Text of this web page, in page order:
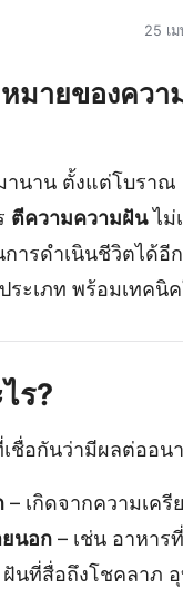
25 เ
มายของคว
นาน ตั้งแต่โบราณ
ตีความความฝันไม่
ารดำเนินชีวิตได้
ะเภท พร้อมเทคนิ
ร?
ชื่อกันว่ามีผลต่ออน
– เกิดจากความเครี
นอก– เช่น อาหาร
นที่สื่อถึงโชคลาภ อุ